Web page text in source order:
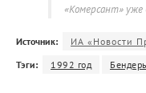
«Комерсант» уже
Источник:
ИА «Новости
Тэги:
1992 год